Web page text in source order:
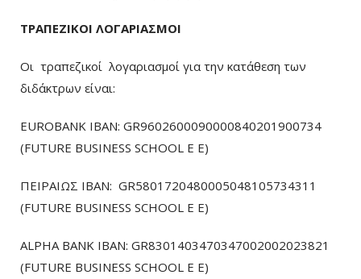
ΤΡΑΠΕΖΙΚΟΙ ΛΟΓΑΡΙΑΣΜΟΙ
Οι τραπεζικοί λογαριασμοί για την κατάθεση των
διδάκτρων είναι:
EUROBANK IBAN: GR9602600090000840201900734
(FUTURE BUSINESS SCHOOL E E)
ΠΕΙΡΑΙΩΣ ΙΒΑΝ: GR5801720480005048105734311
(FUTURE BUSINESS SCHOOL E E)
ALPHA BANK IBAN: GR8301403470347002002023821
(FUTURE BUSINESS SCHOOL E E)